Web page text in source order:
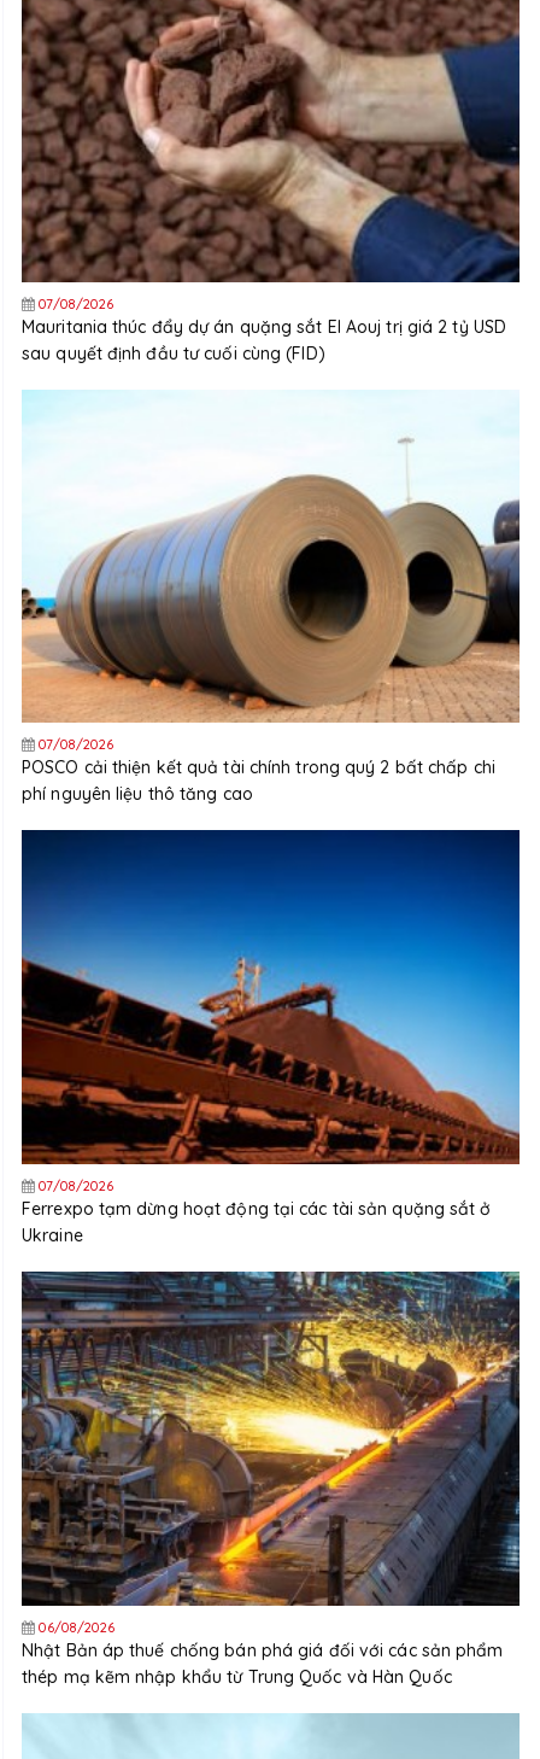
07/08/2026
Mauritania thúc đẩy dự án quặng sắt El Aouj trị giá 2 tỷ USD
sau quyết định đầu tư cuối cùng (FID)
07/08/2026
POSCO cải thiện kết quả tài chính trong quý 2 bất chấp chi
phí nguyên liệu thô tăng cao
07/08/2026
Ferrexpo tạm dừng hoạt động tại các tài sản quặng sắt ở
Ukraine
06/08/2026
Nhật Bản áp thuế chống bán phá giá đối với các sản phẩm
thép mạ kẽm nhập khẩu từ Trung Quốc và Hàn Quốc